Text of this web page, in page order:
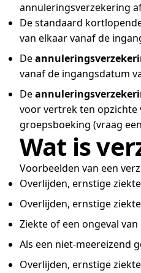
annuleringsverzekering
De standaard
van elkaar vanaf de
De
vanaf de ingangsdatum
De
voor vertrek ten opzichte
groepsboeking (vraag
Wat is
Voorbeelden van een
Overlijden, ernstige
Overlijden, ernstige
Ziekte of een ongeval
Als een niet-meereizend
Overlijden, ernstige